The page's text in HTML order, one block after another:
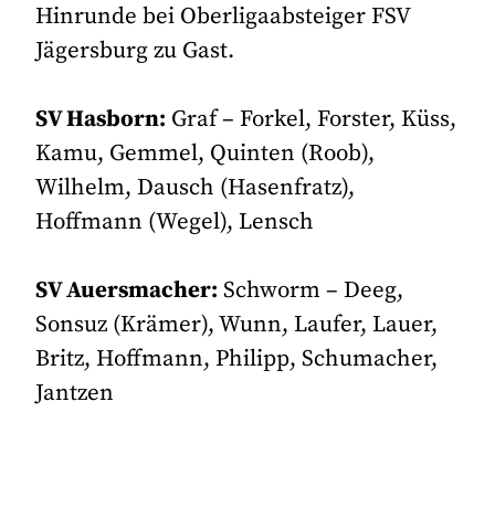
Hinrunde bei Oberligaabsteiger FSV
Jägersburg zu Gast.
SV Hasborn: Graf – Forkel, Forster, Küss,
Kamu, Gemmel, Quinten (Roob),
Wilhelm, Dausch (Hasenfratz),
Hoffmann (Wegel), Lensch
SV Auersmacher: Schworm – Deeg,
Sonsuz (Krämer), Wunn, Laufer, Lauer,
Britz, Hoffmann, Philipp, Schumacher,
Jantzen